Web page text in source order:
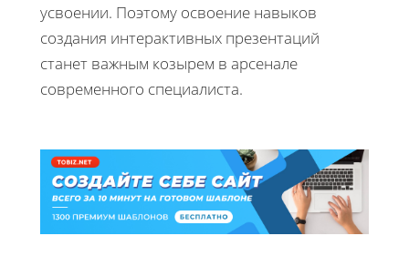
усвоении. Поэтому освоение навыков
создания интерактивных презентаций
станет важным козырем в арсенале
современного специалиста.